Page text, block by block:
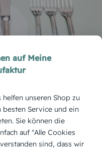
lassen Sie
mit kurzen Texten
auf Meine
unseren Shop zu
Service und ein
Sie können die
auf "Alle Cookies
sind, dass wir